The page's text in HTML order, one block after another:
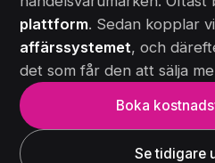
plattform. Sedan kopplar
affärssystemet, och
det som får den att sälja
Boka
Se tidigare